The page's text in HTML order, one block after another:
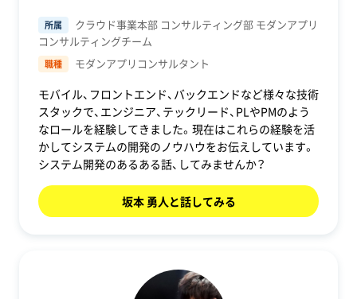
所属
クラウド事業本部 コンサルティング部 モダンアプリ
コンサルティングチーム
職種 モダンアプリコンサルタント
モバイル、フロントエンド、バックエンドなど様々な技術
スタックで、エンジニア、テックリード、PLやPMのよう
なロールを経験してきました。現在はこれらの経験を活
かしてシステムの開発のノウハウをお伝えしています。
システム開発のあるある話、してみませんか？
坂本 勇人と話してみる